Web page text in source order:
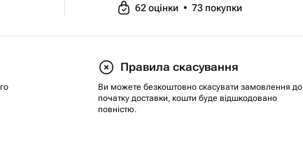
62оцінки • 73 покупки
Правила скасування
Ви можете безкоштовно скасувати замовлення до
початку доставки, кошти буде відшкодовано
повністю.